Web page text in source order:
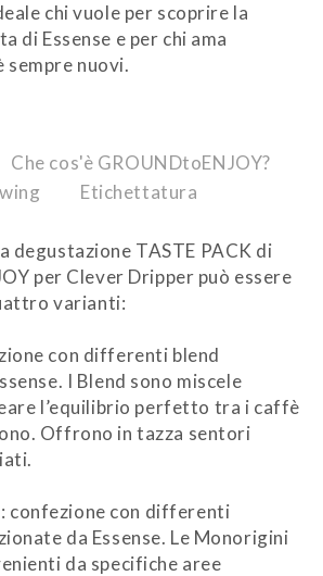
chi vuole per scoprire la
di Essense e per chi ama
nuovi.
Che cos'è GROUNDtoENJOY?
Etichettatura
degustazione TASTE PACK di
per Clever Dripper può essere
varianti:
con differenti blend
I Blend sono miscele
l’equilibrio perfetto tra i caffè
Offrono in tazza sentori
: confezione con differenti
da Essense. Le Monorigini
da specifiche aree